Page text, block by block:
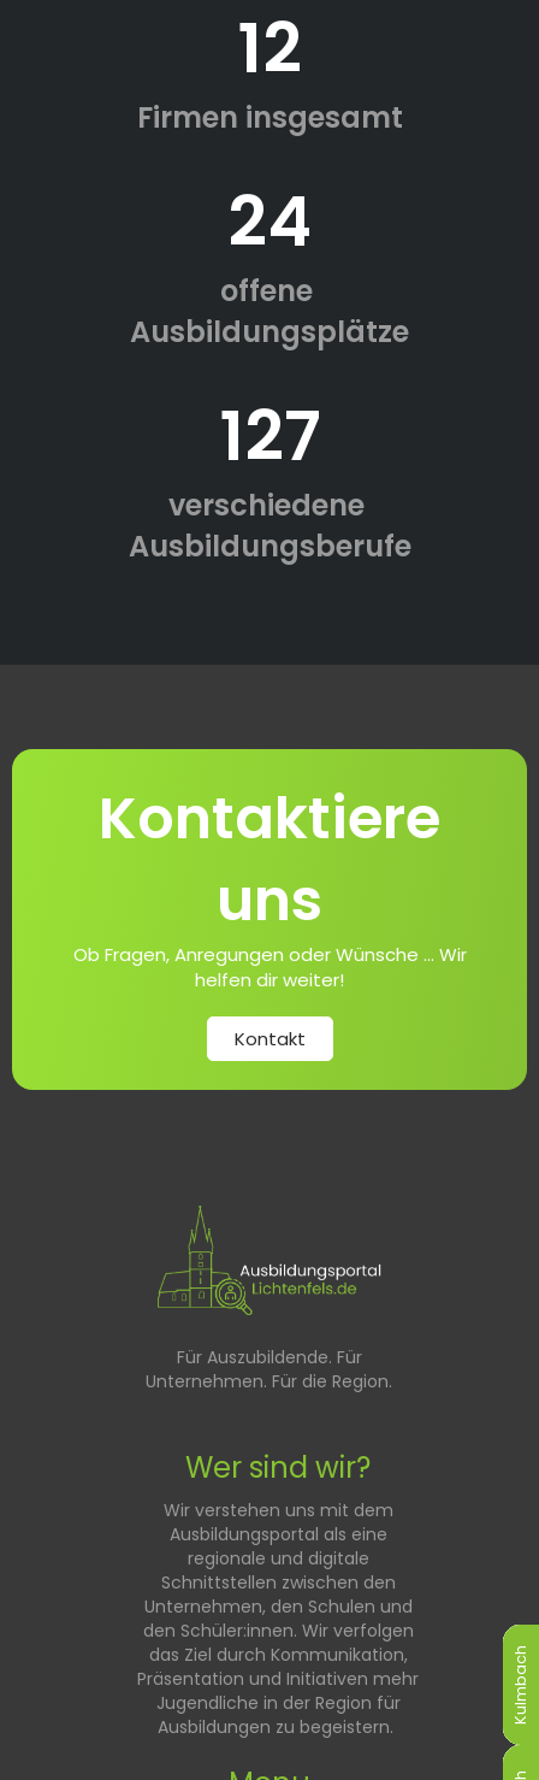
Kulmbach
Kulmbach
Kulmbach
Kulmbach
Kulmbach
Kulmbach
12
Firmen insgesamt
24
offene
Ausbildungsplätze
127
verschiedene
Ausbildungsberufe
Kontaktiere
uns
Ob Fragen, Anregungen oder Wünsche ... Wir
helfen dir weiter!
Kontakt
Für Auszubildende. Für
Unternehmen. Für die Region.
Wer sind wir?
Wir verstehen uns mit dem
Ausbildungsportal als eine
regionale und digitale
Schnittstellen zwischen den
Unternehmen, den Schulen und
den Schüler:innen. Wir verfolgen
das Ziel durch Kommunikation,
Präsentation und Initiativen mehr
Jugendliche in der Region für
Ausbildungen zu begeistern.